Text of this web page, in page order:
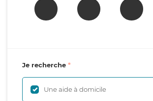
Je recherche
Une aide à domicile